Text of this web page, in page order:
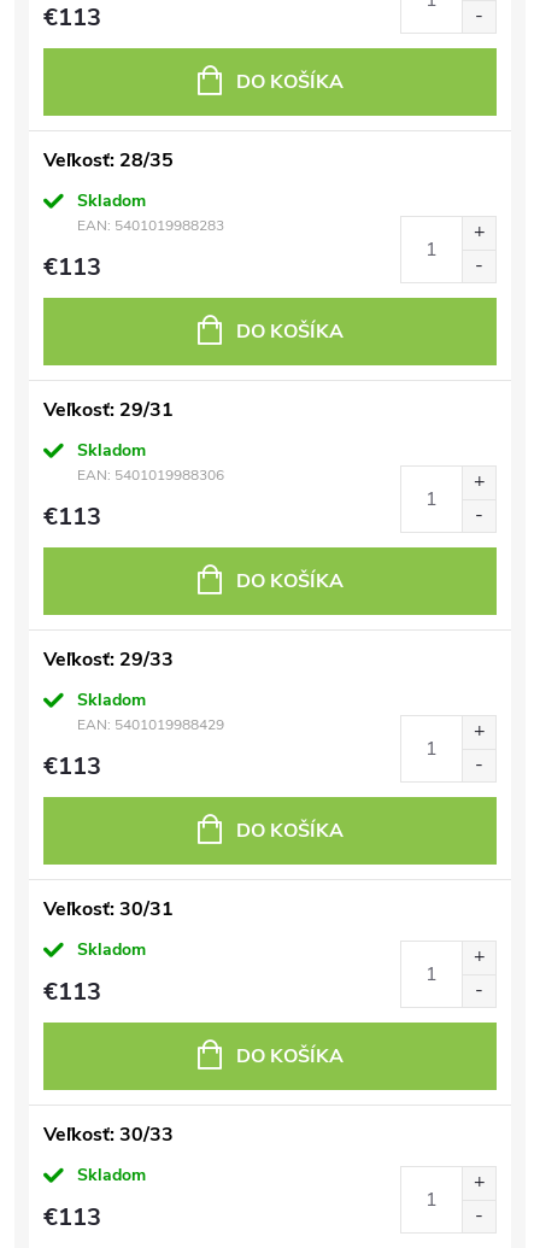
€113
DO KOŠÍKA
Veľkosť: 28/35
Skladom
EAN: 5401019988283
€113
DO KOŠÍKA
Veľkosť: 29/31
Skladom
EAN: 5401019988306
€113
DO KOŠÍKA
Veľkosť: 29/33
Skladom
EAN: 5401019988429
€113
DO KOŠÍKA
Veľkosť: 30/31
Skladom
€113
DO KOŠÍKA
Veľkosť: 30/33
Skladom
€113